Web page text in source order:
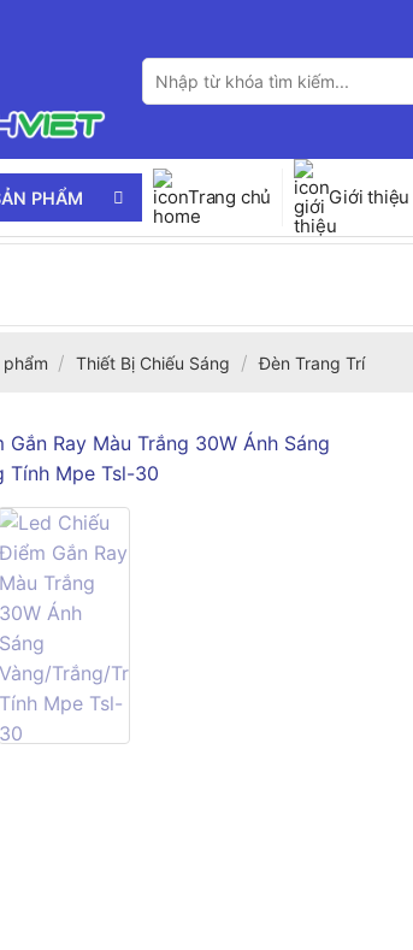
Tìm
kiếm:
PHẨM Trang chủ Giới thiệu
phẩm / Thiết Bị Chiếu Sáng / Đèn Trang Trí